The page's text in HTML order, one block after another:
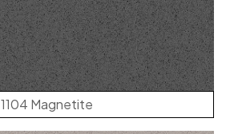
1104 Magnetite